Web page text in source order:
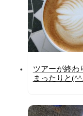
ツアーが終わ
まったりと